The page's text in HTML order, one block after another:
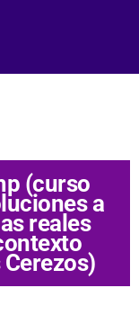
(curso
a
reales